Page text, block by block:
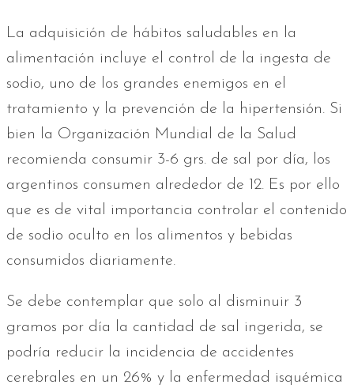
La adquisición de hábitos saludables en la
alimentación incluye el control de la ingesta de
sodio, uno de los grandes enemigos en el
tratamiento y la prevención de la hipertensión. Si
bien la Organización Mundial de la Salud
recomienda consumir 3-6 grs. de sal por día, los
argentinos consumen alrededor de 12. Es por ello
que es de vital importancia controlar el contenido
de sodio oculto en los alimentos y bebidas
consumidos diariamente.
Se debe contemplar que solo al disminuir 3
gramos por día la cantidad de sal ingerida, se
podría reducir la incidencia de accidentes
cerebrales en un 26% y la enfermedad isquémica